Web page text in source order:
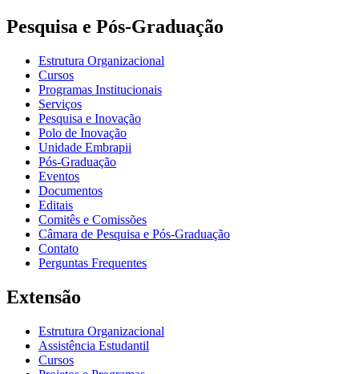
Pesquisa e Pós-Graduação
Estrutura Organizacional
Cursos
Programas Institucionais
Serviços
Pesquisa e Inovação
Polo de Inovação
Unidade Embrapii
Pós-Graduação
Eventos
Documentos
Editais
Comitês e Comissões
Câmara de Pesquisa e Pós-Graduação
Contato
Perguntas Frequentes
Extensão
Estrutura Organizacional
Assistência Estudantil
Cursos